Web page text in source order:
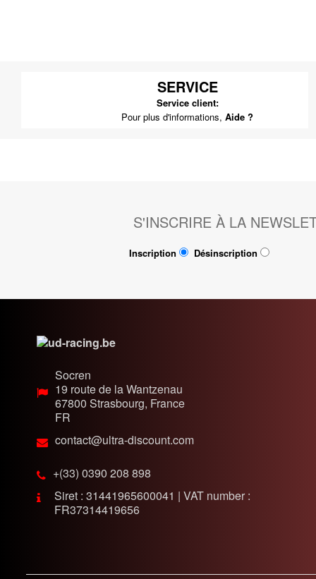
SERVICE
Service client:
Pour plus d'informations, Aide ?
S'INSCRIRE À LA
Inscription Désinscription
Socren
19 route de la Wantzenau
67800 Strasbourg, France
FR
contact@ultra-discount.com
+(33) 0390 208 898
Siret : 31441965600041 | VAT number :
FR37314419656